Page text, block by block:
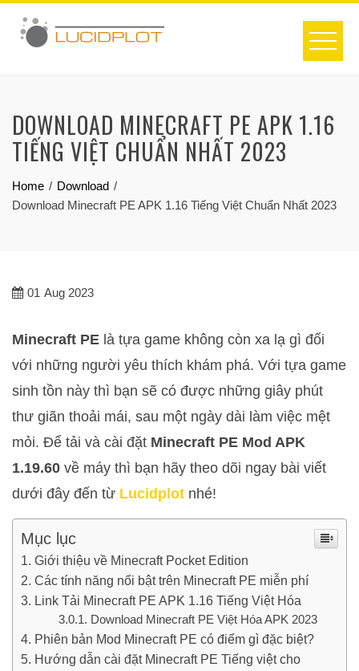
DOWNLOAD MINECRAFT PE APK 1.16
TIẾNG VIỆT CHUẨN NHẤT 2023
Home
Download
Download Minecraft PE APK 1.16 Tiếng Việt Chuẩn Nhất 2023
01 Aug 2023
Minecraft PE là tựa game không còn xa lạ gì đối
với những người yêu thích khám phá. Với tựa game
sinh tồn này thì bạn sẽ có được những giây phút
thư giãn thoải mái, sau một ngày dài làm việc mệt
mỏi. Để tải và cài đặt Minecraft PE Mod APK
1.19.60 về máy thì bạn hãy theo dõi ngay bài viết
dưới đây đến từ Lucidplot nhé!
Mục lục
Giới thiệu về Minecraft Pocket Edition
Các tính năng nổi bật trên Minecraft PE miễn phí
Link Tải Minecraft PE APK 1.16 Tiếng Việt Hóa
Download Minecraft PE Việt Hóa APK 2023
Phiên bản Mod Minecraft PE có điểm gì đặc biệt?
Hướng dẫn cài đặt Minecraft PE Tiếng việt cho